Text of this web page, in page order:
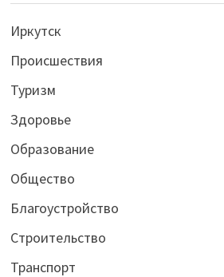
Иркутск
Происшествия
Туризм
Здоровье
Образование
Общество
Благоустройство
Строительство
Транспорт